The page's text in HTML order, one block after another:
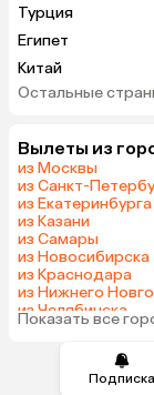
Подписка
Турция
Египет
Китай
Вьетнам
Беларусь
Шри-Ланка
Азербайджан
Сербия
Киргизия
Саудовская
Венгрия
Остальные
Вылеты из
из Москвы
из Санкт-
из Екатеринбурга
из Казани
из Самары
из Новосибирска
из Краснодара
из Нижнего
из Челябинска
из Тюмени
Показать все